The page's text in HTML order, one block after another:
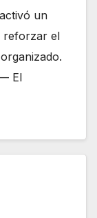
un
reforzar el
El